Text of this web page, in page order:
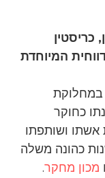
המיוחדת
במחלוקת
6 שנות כהונתו כחוקר
אשתו ושותפתו
הילל אלוור פאלק, ל-6 שנות כהונה משלה
מכון מחקר.